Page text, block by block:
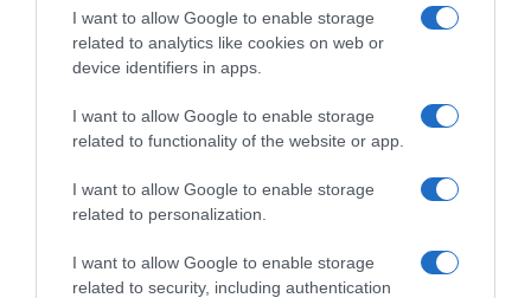
I want to allow Google to enable storage
related to analytics like cookies on web or
device identifiers in apps.
I want to allow Google to enable storage
related to functionality of the website or app.
I want to allow Google to enable storage
related to personalization.
I want to allow Google to enable storage
related to security, including authentication
ΠΟΛΙΤΙΚΗ
ΠΑΣΟΚ: Η «Εστία» ανάλωσε τη μισή
ύλη της για να μην πει απολύτως
τίποτα και να επαναλάβει το
φαντασιόπληκτο ρεπορτάζ της
"Ένα ακόμη επεισόδιο και καλοστημένο σήριαλ αποδόμησης